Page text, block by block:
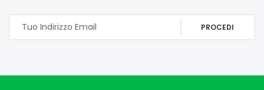
PROCEDI